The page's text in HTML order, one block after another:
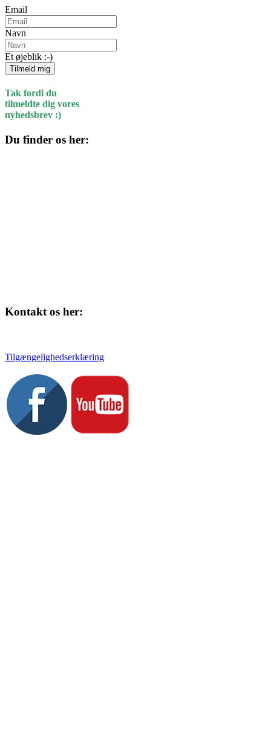
Email
Navn
Et øjeblik :-)
Tilmeld mig
Tak fordi du
tilmeldte dig vores
nyhedsbrev :)
Du finder os her:
Kontakt os her:
Tilgængelighedserklæring